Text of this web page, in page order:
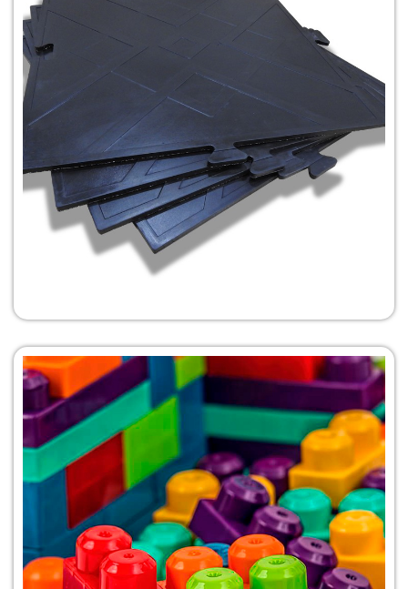
Pisos y Aislantes
Dieléctricos
Ver Soluciones